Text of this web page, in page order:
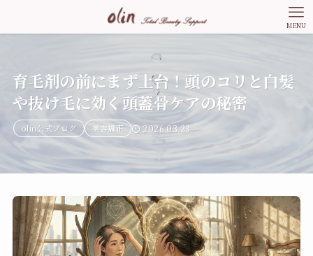
MENU
育毛剤の前にまず土台！頭のコリと白髪
や抜け毛に効く頭蓋骨ケアの秘密
olin公式ブログ 美容矯正 2026.03.23